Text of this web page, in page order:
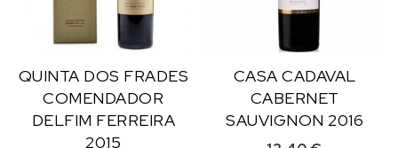
QUINTA DOS FRADES
COMENDADOR
DELFIM FERREIRA
2015
CASA CADAVAL
CABERNET
SAUVIGNON 2016